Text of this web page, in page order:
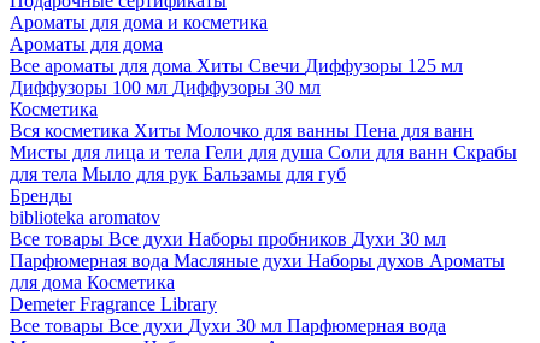
Ароматы для дома и косметика
Ароматы для дома
Все ароматы для дома Хиты Свечи Диффузоры 125 мл
Диффузоры 100 мл Диффузоры 30 мл
Косметика
Вся косметика Хиты Молочко для ванны Пена для ванн
Мисты для лица и тела Гели для душа Соли для ванн Скрабы
для тела Мыло для рук Бальзамы для губ
Бренды
biblioteka aromatov
Все товары Все духи Наборы пробников Духи 30 мл
Парфюмерная вода Масляные духи Наборы духов Ароматы
для дома Косметика
Demeter Fragrance Library
Все товары Все духи Духи 30 мл Парфюмерная вода